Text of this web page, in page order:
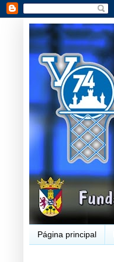
Página principal